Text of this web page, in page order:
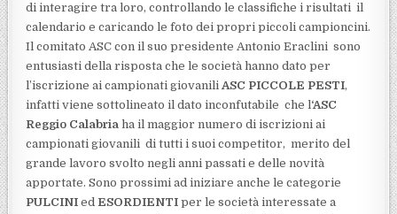
di interagire tra loro, controllando le classifiche i risultati il
calendario e caricando le foto dei propri piccoli campioncini.
Il comitato ASC con il suo presidente Antonio Eraclini sono
entusiasti della risposta che le società hanno dato per
l’iscrizione ai campionati giovaniliASC PICCOLE PESTI,
infatti viene sottolineato il dato inconfutabile che l‘ASC
Reggio Calabria ha il maggior numero di iscrizioni ai
campionati giovanili di tutti i suoi competitor, merito del
grande lavoro svolto negli anni passati e delle novità
apportate. Sono prossimi ad iniziare anche le categorie
PULCINI ed ESORDIENTI per le società interessate a